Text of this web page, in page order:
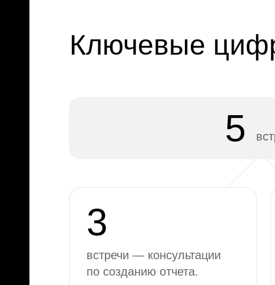
Ключевые
3
встречи — консультации
по созданию отчета.
5